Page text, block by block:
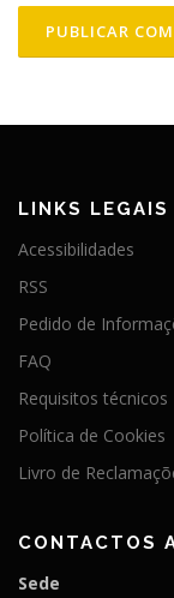
LINKS LEGAIS
Acessibilidades
RSS
Pedido de
FAQ
Requisitos técnicos
Política de Cookies
Livro de
CONTACTOS
Sede